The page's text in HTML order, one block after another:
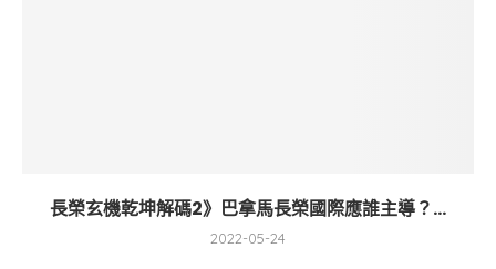
長榮玄機乾坤解碼2》巴拿馬長榮國際應誰主導？...
2022-05-24